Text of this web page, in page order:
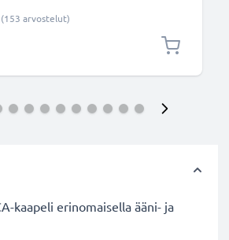
8.4V virtalähde/dummy-akku
(153 arvostelut)
kaapeli erinomaisella ääni- ja